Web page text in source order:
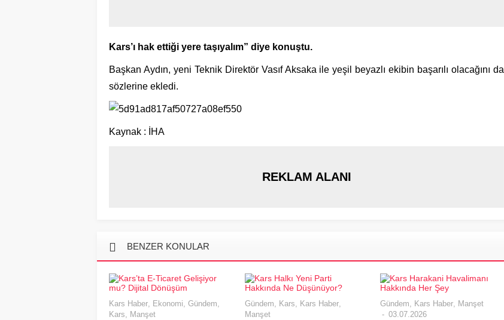
Kars’ı hak ettiği yere taşıyalım” diye konuştu.
Başkan Aydın, yeni Teknik Direktör Vasıf Aksaka ile yeşil beyazlı ekibin başarılı olacağını da
sözlerine ekledi.
Kaynak : İHA
REKLAM ALANI
BENZER KONULAR
Kars Haber, Ekonomi, Gündem,
Kars, Manşet
Gündem, Kars, Kars Haber,
Manşet
Gündem, Kars Haber, Manşet
03.07.2026